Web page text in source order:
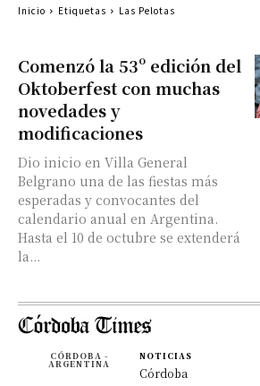
Comenzó la 53º edición del
Oktoberfest con muchas
novedades y
modificaciones
Dio inicio en Villa General
Belgrano una de las fiestas más
esperadas y convocantes del
calendario anual en Argentina.
Hasta el 10 de octubre se extenderá
la...
Inicio Etiquetas Las Pelotas
CÓRDOBA -
ARGENTINA
NOTICIAS
Córdoba